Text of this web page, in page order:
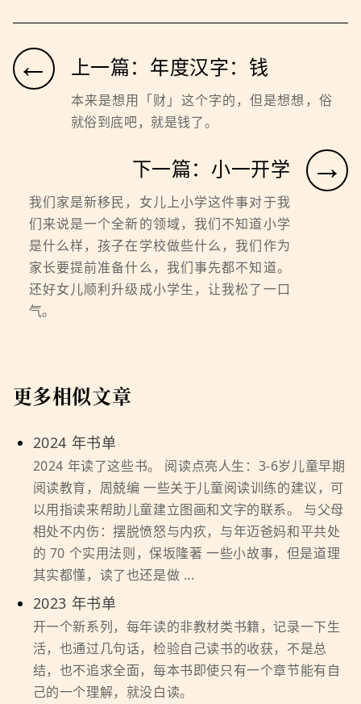
← 上一篇：年度汉字：钱
本来是想用「财」这个字的，但是想想，俗
就俗到底吧，就是钱了。
→
下一篇：小一开学
我们家是新移民，女儿上小学这件事对于我
们来说是一个全新的领域，我们不知道小学
是什么样，孩子在学校做些什么，我们作为
家长要提前准备什么，我们事先都不知道。
还好女儿顺利升级成小学生，让我松了一口
气。
更多相似文章
2024 年书单
2024 年读了这些书。 阅读点亮人生：3-6岁儿童早期
阅读教育，周兢编 一些关于儿童阅读训练的建议，可
以用指读来帮助儿童建立图画和文字的联系。 与父母
相处不内伤：摆脱愤怒与内疚，与年迈爸妈和平共处
的 70 个实用法则，保坂隆著 一些小故事，但是道理
其实都懂，读了也还是做 ...
2023 年书单
开一个新系列，每年读的非教材类书籍，记录一下生
活，也通过几句话，检验自己读书的收获，不是总
结，也不追求全面，每本书即使只有一个章节能有自
己的一个理解，就没白读。